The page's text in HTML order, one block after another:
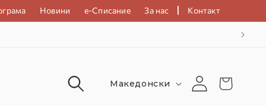
Новини е-Списание За нас | Контакт
10
Македонски НајаваКошничка